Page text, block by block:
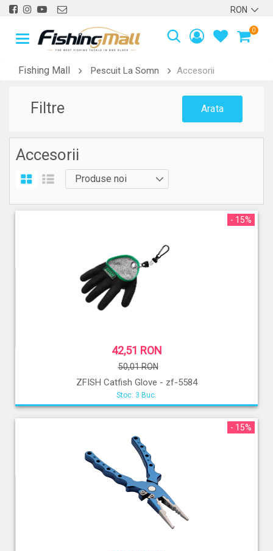
0
Fishing Mall Pescuit La Somn Accesorii
Filtre Arata
Accesorii
- 15%
42,51 RON
50,01 RON
ZFISH Catfish Glove - zf-5584
Stoc: 3 Buc.
- 15%